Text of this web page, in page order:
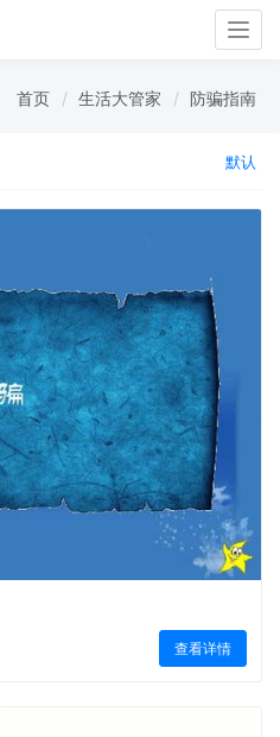
首页 生活大管家 防骗指南
默认
查看详情